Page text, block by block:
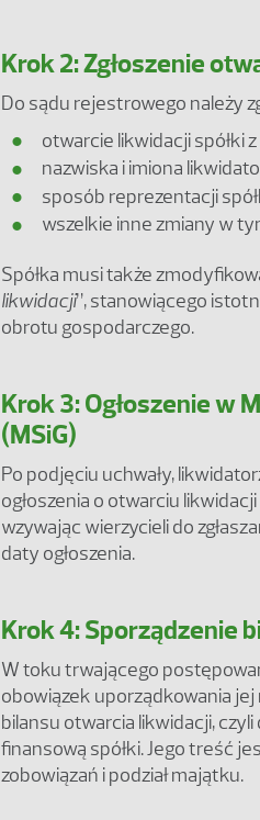
Krok 2: Zgłoszenie
Do sądu rejestrowego należy
otwarcie likwidacji spółki z
nazwiska i imiona
sposób reprezentacji
wszelkie inne zmiany w
Spółka musi także
likwidacji”, stanowiącego
obrotu gospodarczego.
Krok 3: Ogłoszenie w
(MSiG)
Po podjęciu uchwały,
ogłoszenia o otwarciu
wzywając wierzycieli do
daty ogłoszenia.
Krok 4: Sporządzenie
W toku trwającego
obowiązek uporządkowania
bilansu otwarcia likwidacji,
finansową spółki. Jego treść
zobowiązań i podział majątku.